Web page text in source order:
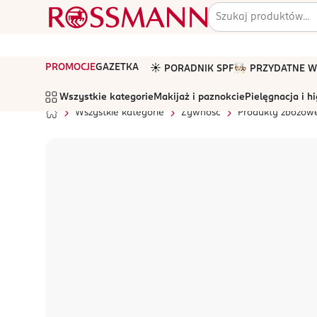
PROMOCJEGAZETKA ☀️ PORADNIK SPF🧑🏻‍🍳 PRZYDATNE
Wszystkie kategorie Makijaż i paznokcie Pielęgnacja i
Wszystkie kategorie
Żywność Produkty